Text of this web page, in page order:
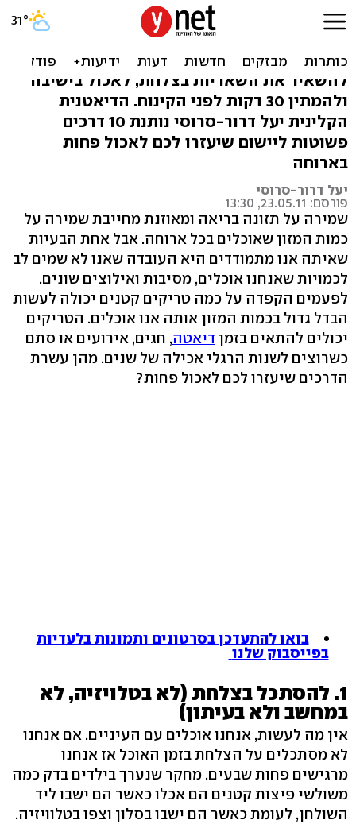
בלי דיאטה: 10 דרכים שיעזרו
לכם לאכול פחות
להשאיר את השאריות בצלחת, לאכול בישיבה
ולהמתין 30 דקות לפני הקינוח. הדיאטנית
הקלינית יעל דרור-סרוסי נותנת 10 דרכים
פשוטות ליישום שיעזרו לכם לאכול פחות
בארוחה
יעל דרור-סרוסי
פורסם: 23.05.11, 13:30
שמירה על תזונה בריאה ומאוזנת מחייבת שמירה על
כמות המזון שאוכלים בכל ארוחה. אבל אחת הבעיות
שאיתה אנו מתמודדים היא העובדה שאנו לא שמים לב
לכמויות שאנחנו אוכלים, מסיבות ואילוצים שונים.
לפעמים הקפדה על כמה טריקים קטנים יכולה לעשות
הבדל גדול בכמות המזון אותה אנו אוכלים. הטריקים
יכולים להתאים בזמן דיאטה, חגים, אירועים או סתם
כשרוצים לשנות הרגלי אכילה של שנים. מהן עשרת
הדרכים שיעזרו לכם לאכול פחות?
בואו להתעדכן בסרטונים ותמונות בלעדיות
בפייסבוק שלנו
1. להסתכל בצלחת (לא בטלויזיה, לא
במחשב ולא בעיתון)
אין מה לעשות, אנחנו אוכלים עם העיניים. אם אנחנו
לא מסתכלים על הצלחת בזמן האוכל אז אנחנו
מרגישים פחות שבעים. מחקר שנערך בילדים בדק כמה
משולשי פיצות קטנים הם אכלו כאשר הם ישבו ליד
השולחן, לעומת כאשר הם ישבו בסלון וצפו בטלוויזיה.